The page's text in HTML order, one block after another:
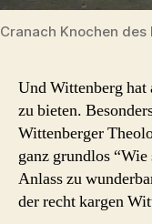
Cranach Knochen
Und Wittenberg hat
zu bieten.
Wittenberger
ganz grundlos
Anlass zu
der recht kargen